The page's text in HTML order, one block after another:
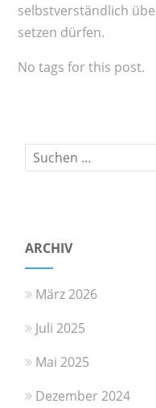
selbstverständlich
setzen dürfen.
No tags for this post.
ARCHIV
März 2026
Juli 2025
Mai 2025
Dezember 2024